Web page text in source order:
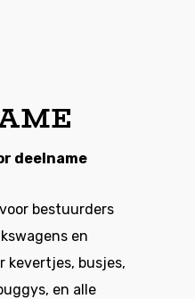
deelname
bestuurders
en
kevertjes, busjes,
en alle